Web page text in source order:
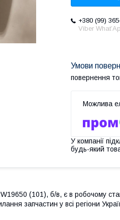
+380 (99)
Viber
повернення
У компанії
будь-який
(101), б/в, є в робочому
запчастин у всі регіони